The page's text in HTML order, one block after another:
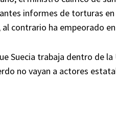
informes de torturas
contrario ha empeorado
Suecia trabaja dentro de
no vayan a actores